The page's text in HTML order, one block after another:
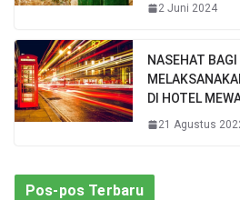
2 Juni 2024
NASEHAT BAGI
DI HOTEL
21 Agustus
Pos-pos Terbaru